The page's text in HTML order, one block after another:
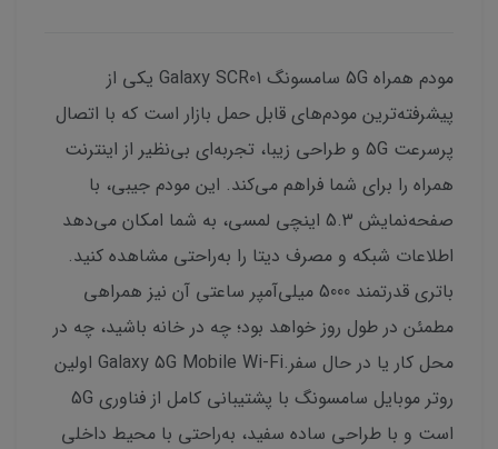
مودم همراه 5G سامسونگ Galaxy SCR01 یکی از
پیشرفته‌ترین مودم‌های قابل حمل بازار است که با اتصال
پرسرعت 5G و طراحی زیبا، تجربه‌ای بی‌نظیر از اینترنت
همراه را برای شما فراهم می‌کند. این مودم جیبی، با
صفحه‌نمایش 5.3 اینچی لمسی، به شما امکان می‌دهد
اطلاعات شبکه و مصرف دیتا را به‌راحتی مشاهده کنید.
باتری قدرتمند 5000 میلی‌آمپر ساعتی آن نیز همراهی
مطمئن در طول روز خواهد بود؛ چه در خانه باشید، چه در
محل کار یا در حال سفر.Galaxy 5G Mobile Wi-Fi اولین
روتر موبایل سامسونگ با پشتیبانی کامل از فناوری 5G
است و با طراحی ساده سفید، به‌راحتی با محیط داخلی